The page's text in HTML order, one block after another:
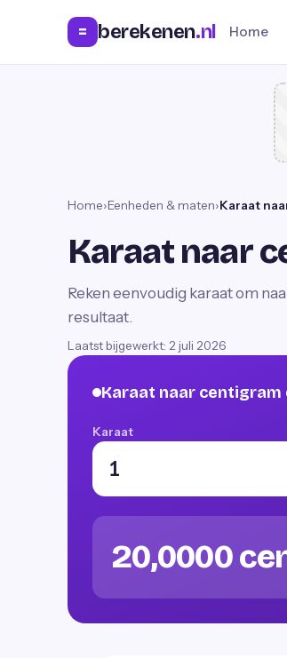
= berekenen.nl Home
Home›Eenheden & maten›Karaat
Karaat naar
Reken eenvoudig karaat om
resultaat.
Laatst bijgewerkt: 2 juli 2026
Karaat naar centigram
Karaat
20,0000